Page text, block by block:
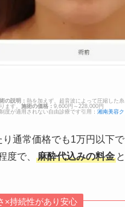
の説明： 熱を加えず、超音波によって圧縮した
ます。 施術の価格： 9,600円～228,000円
度が適用されない自由診療です引用： 湘南美容
り通常価格でも1万円以下
度で、
麻酔代込みの料金
×持続性があり安心